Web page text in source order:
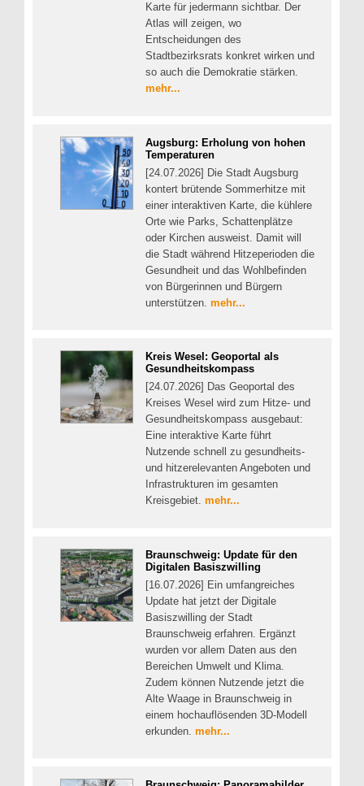
Karte für jedermann sichtbar. Der
Atlas will zeigen, wo
Entscheidungen des
Stadtbezirksrats konkret wirken und
so auch die Demokratie stärken.
mehr...
Augsburg: Erholung von hohen
Temperaturen
[24.07.2026] Die Stadt Augsburg
kontert brütende Sommerhitze mit
einer interaktiven Karte, die kühlere
Orte wie Parks, Schattenplätze
oder Kirchen ausweist. Damit will
die Stadt während Hitzeperioden die
Gesundheit und das Wohlbefinden
von Bürgerinnen und Bürgern
unterstützen. mehr...
Kreis Wesel: Geoportal als
Gesundheitskompass
[24.07.2026] Das Geoportal des
Kreises Wesel wird zum Hitze- und
Gesundheitskompass ausgebaut:
Eine interaktive Karte führt
Nutzende schnell zu gesundheits-
und hitzerelevanten Angeboten und
Infrastrukturen im gesamten
Kreisgebiet. mehr...
Braunschweig: Update für den
Digitalen Basiszwilling
[16.07.2026] Ein umfangreiches
Update hat jetzt der Digitale
Basiszwilling der Stadt
Braunschweig erfahren. Ergänzt
wurden vor allem Daten aus den
Bereichen Umwelt und Klima.
Zudem können Nutzende jetzt die
Alte Waage in Braunschweig in
einem hochauflösenden 3D-Modell
erkunden. mehr...